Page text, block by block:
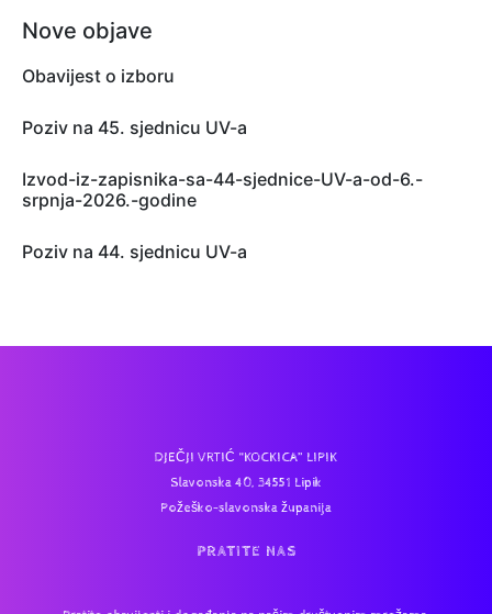
Nove objave
Obavijest o izboru
Poziv na 45. sjednicu UV-a
Izvod-iz-zapisnika-sa-44-sjednice-UV-a-od-6.-
srpnja-2026.-godine
Poziv na 44. sjednicu UV-a
DJEČJI VRTIĆ “KOCKICA” LIPIK
Slavonska 40, 34551 Lipik
Požeško-slavonska županija
PRATITE NAS